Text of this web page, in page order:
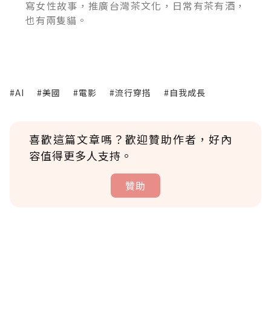
寫女性故事，推廣台灣茶文化，日常有茶有酒，
也有兩隻貓。
#AI #美國 #電影 #流行穿搭 #自我成長
喜歡這篇文章嗎？歡迎贊助作者，好內
容值得更多人支持。
贊助